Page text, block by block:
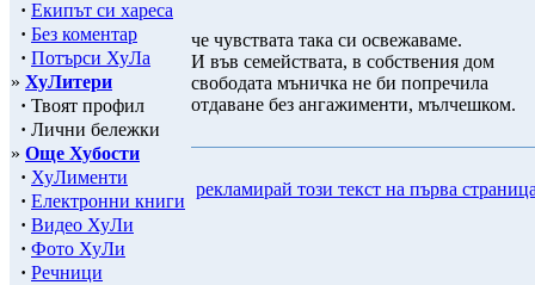
· Екипът си хареса
· Без коментар
· Потърси ХуЛа
» ХуЛитери
· Твоят профил
· Лични бележки
» Още Хубости
· ХуЛименти
· Електронни книги
· Видео ХуЛи
· Фото ХуЛи
· Речници
че чувствата така си освежаваме.
И във семействата, в собствения дом
свободата мъничка не би попречила
отдаване без ангажименти, мълчешком.
рекламирай този текст на първа